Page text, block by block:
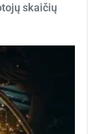
skaičių